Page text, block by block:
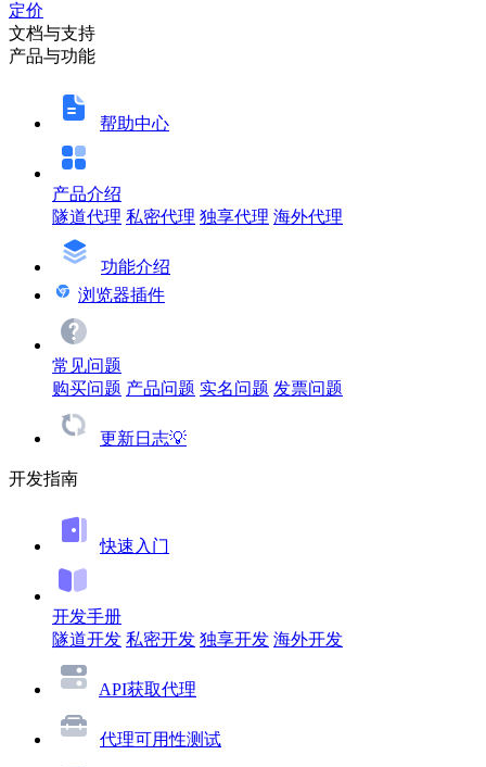
定价
文档与支持
产品与功能
帮助中心
产品介绍
隧道代理 私密代理 独享代理 海外代理
功能介绍
浏览器插件
常见问题
购买问题 产品问题 实名问题 发票问题
更新日志💡
开发指南
快速入门
开发手册
隧道开发 私密开发 独享开发 海外开发
API获取代理
代理可用性测试